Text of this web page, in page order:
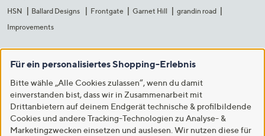
HSN
Ballard Designs Frontgate Garnet Hill
grandin road
Improvements
Für ein personalisiertes Shopping-Erlebnis
Bitte wähle „Alle Cookies zulassen“, wenn du damit
einverstanden bist, dass wir in Zusammenarbeit mit
Drittanbietern auf deinem Endgerät technische & profilbildende
Cookies und andere Tracking-Technologien zu Analyse- &
Marketingzwecken einsetzen und auslesen. Wir nutzen diese für